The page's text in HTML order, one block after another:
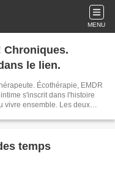
MENU
Chroniques.
le lien.
s'inscrit dans l'histoire
vivre ensemble. Les deux
articles une fois par mois environ.
temps